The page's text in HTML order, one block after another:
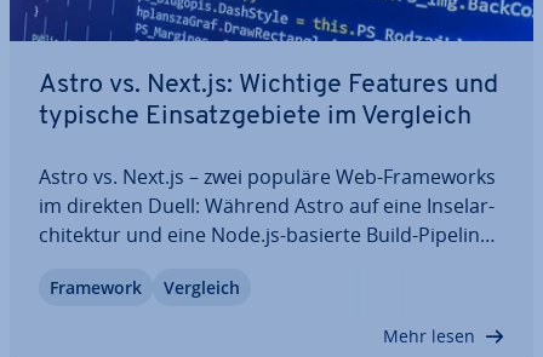
Astro vs. Next.js: Wichtige Features und
typische Ein­satz­ge­bie­te im Vergleich
Astro vs. Next.js – zwei populäre Web-Frame­works
im direkten Duell: Während Astro auf eine In­sel­ar­
chi­tek­tur und eine Node.js-basierte Build-Pipeline
bi­blio­thek React. In diesem Guide erfahren Sie,
Framework Vergleich
Mehr lesen